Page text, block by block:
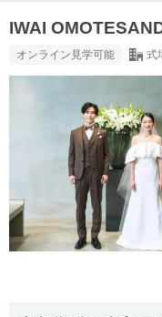
IWAI
オンライン見学可能 式